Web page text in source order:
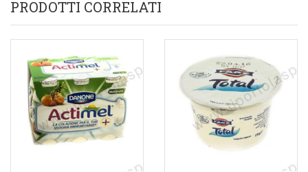
PRODOTTI CORRELATI